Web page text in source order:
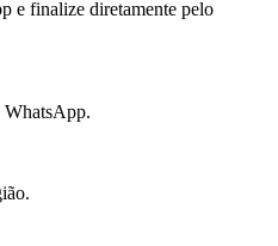
e finalize diretamente pelo